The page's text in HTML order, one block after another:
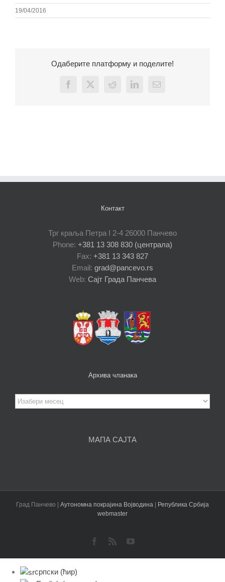
19/04/2016
Одаберите платформу и поделите!
Facebook
X Reddit LinkedInEmail
Контакт
Трг краља Петра I 2-4 26000 Панчево
Phone: +381 13 308 830 (централа)
Fax: +381 13 343 827
Email: grad@pancevo.rs
Web: Сајт Града Панчева
Архива чланака
Архива
чланака
МАПА САЈТА
Град Панчево | Аутономна покрајина Војводина | Република Србија
webmaster
Facebook
Rss YouTube
српски (ћир)